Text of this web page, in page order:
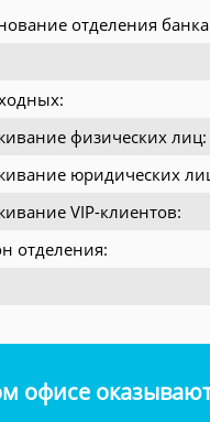
отделения
физических лиц:
юридических
VIP-клиентов:
отделения:
офисе